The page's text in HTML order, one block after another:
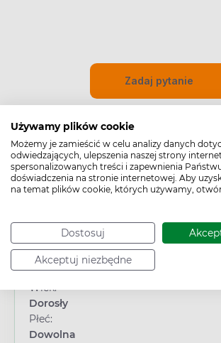
Używamy plików cookie
Możemy je zamieścić w celu analizy danych
odwiedzających, ulepszenia naszej strony
spersonalizowanych treści i zapewnienia
doświadczenia na stronie internetowej. Aby
na temat plików cookie, których używamy,
Dostosuj
Akceptuj niezbędne
Zadaj pytanie
Cechy produktu
Typ produktu:
Wyrób medyczny
Wiek:
Dorosły
Płeć:
Dowolna